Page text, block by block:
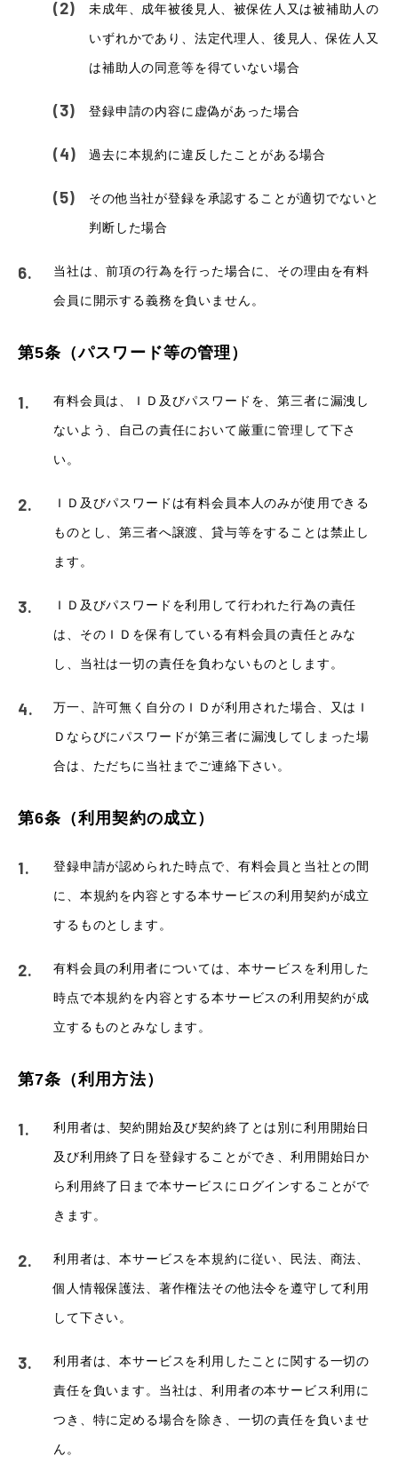
未成年、成年被後見人、被保佐人又は被補助人の
いずれかであり、法定代理人、後見人、保佐人又
は補助人の同意等を得ていない場合
登録申請の内容に虚偽があった場合
過去に本規約に違反したことがある場合
その他当社が登録を承認することが適切でないと
判断した場合
当社は、前項の行為を行った場合に、その理由を有料
会員に開示する義務を負いません。
第5条（パスワード等の管理）
有料会員は、ＩＤ及びパスワードを、第三者に漏洩し
ないよう、自己の責任において厳重に管理して下さ
い。
ＩＤ及びパスワードは有料会員本人のみが使用できる
ものとし、第三者へ譲渡、貸与等をすることは禁止し
ます。
ＩＤ及びパスワードを利用して行われた行為の責任
は、そのＩＤを保有している有料会員の責任とみな
し、当社は一切の責任を負わないものとします。
万一、許可無く自分のＩＤが利用された場合、又はＩ
Ｄならびにパスワードが第三者に漏洩してしまった場
合は、ただちに当社までご連絡下さい。
第6条（利用契約の成立）
登録申請が認められた時点で、有料会員と当社との間
に、本規約を内容とする本サービスの利用契約が成立
するものとします。
有料会員の利用者については、本サービスを利用した
時点で本規約を内容とする本サービスの利用契約が成
立するものとみなします。
第7条（利用方法）
利用者は、契約開始及び契約終了とは別に利用開始日
及び利用終了日を登録することができ、利用開始日か
ら利用終了日まで本サービスにログインすることがで
きます。
利用者は、本サービスを本規約に従い、民法、商法、
個人情報保護法、著作権法その他法令を遵守して利用
して下さい。
利用者は、本サービスを利用したことに関する一切の
責任を負います。当社は、利用者の本サービス利用に
つき、特に定める場合を除き、一切の責任を負いませ
ん。